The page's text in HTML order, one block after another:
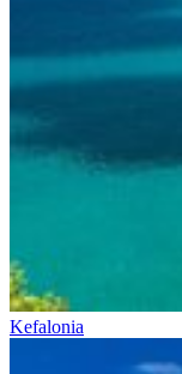
Kefalonia